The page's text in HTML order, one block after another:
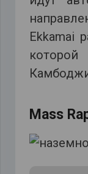
Ekkamai
Mass